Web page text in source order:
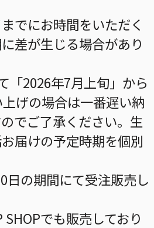
でにお時間をいただく
差が生じる場合があり
2026年7月上旬」から
げの場合は一番遅い納
でご了承ください。生
届けの予定時期を個別
の期間にて受注販売し
でも販売しており